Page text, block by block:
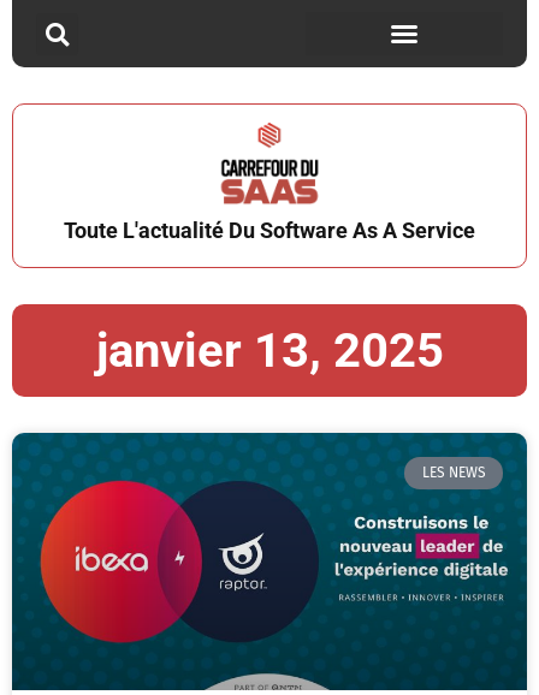
Toute L'actualité Du Software As A Service
janvier 13, 2025
LES NEWS